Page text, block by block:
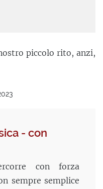
piccolo rito, anzi,
- con
con forza
sempre semplice